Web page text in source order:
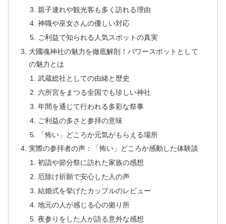
親子連れや観光客も多く訪れる理由
神職や巫女さんの優しい対応
ご利益で知られる人気スポットの真実
大國魂神社の魅力を徹底解剖！パワースポットとして
の魅力とは
武蔵総社としての由緒と歴史
六所宮をまつる全国でも珍しい神社
年間を通じて行われる多彩な祭事
ご利益の多さと参拝の意味
「怖い」どころか元気がもらえる場所
実際の参拝者の声：「怖い」どころか感動した体験談
初詣や節分祭に訪れた家族の感想
厄除け祈願で安心した人の声
結婚式を挙げたカップルのレビュー
地元の人が感じる心の拠り所
夜参りをした人が語る意外な感想